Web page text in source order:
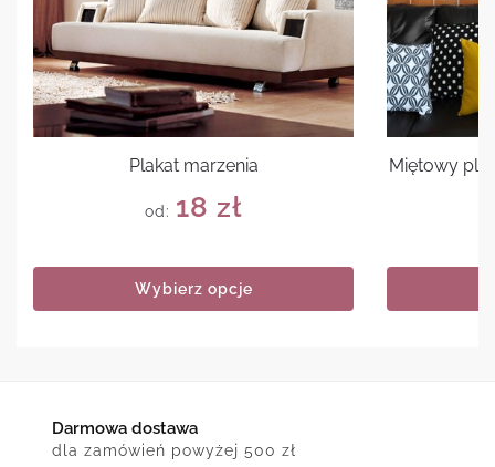
Plakat marzenia
od: 18 zł
Wybierz opcje
Miętowy
Darmowa dostawa
dla zamówień powyżej 500 zł